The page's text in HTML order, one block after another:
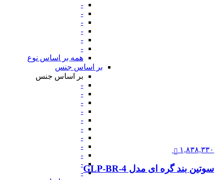
-
-
-
-
-
-
همه بر اساس نوع
بر اساس جنس
بر اساس جنس
-
-
-
-
-
-
-
-
-
-
-
۱,۸۳۸,۳۳۰
سوتین بند گره ای مدل GLP-BR-4